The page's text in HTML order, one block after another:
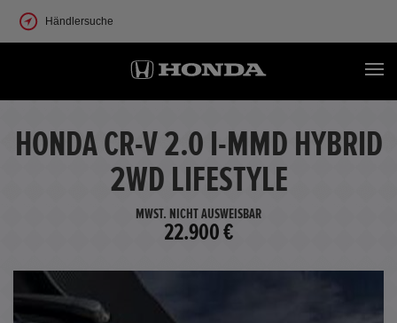
Händlersuche
HONDA CR-V 2.0 I-MMD HYBRID
2WD LIFESTYLE
MWST. NICHT AUSWEISBAR
22.900 €